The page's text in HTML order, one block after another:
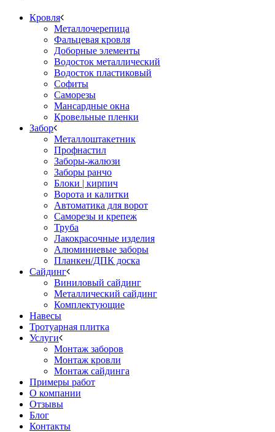
Кровля
Металлочерепица
Фальцевая кровля
Доборные элементы
Водосток металлический
Водосток пластиковый
Софиты
Саморезы
Мансардные окна
Кровельные пленки
Забор
Металлоштакетник
Профнастил
Заборы-жалюзи
Заборы ранчо
Блоки | кирпич
Ворота и калитки
Автоматика для ворот
Саморезы и крепеж
Труба
Лакокрасочные изделия
Алюминиевые заборы
Планкен/ДПК доска
Сайдинг
Виниловый сайдинг
Металлический сайдинг
Комплектующие
Навесы
Тротуарная плитка
Услуги
Монтаж заборов
Монтаж кровли
Монтаж сайдинга
Примеры работ
О компании
Отзывы
Блог
Контакты